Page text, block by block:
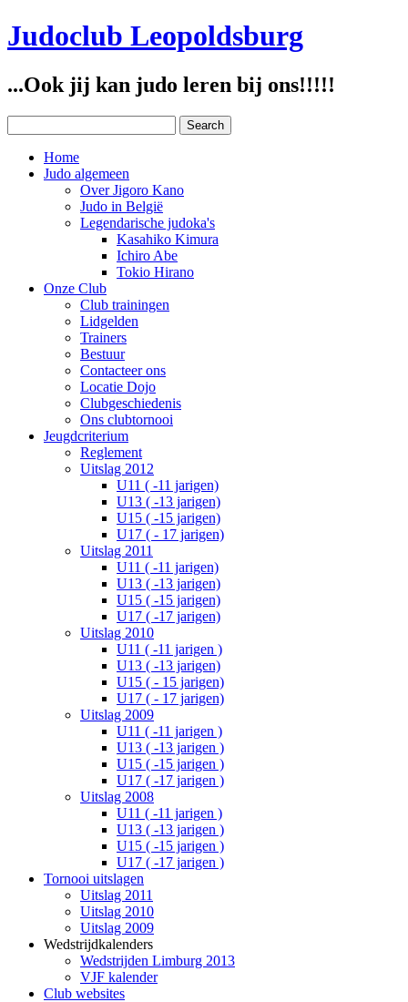
Judoclub Leopoldsburg
...Ook jij kan judo leren bij ons!!!!!
Home
Judo algemeen
Over Jigoro Kano
Judo in België
Legendarische judoka's
Kasahiko Kimura
Ichiro Abe
Tokio Hirano
Onze Club
Club trainingen
Lidgelden
Trainers
Bestuur
Contacteer ons
Locatie Dojo
Clubgeschiedenis
Ons clubtornooi
Jeugdcriterium
Reglement
Uitslag 2012
U11 ( -11 jarigen)
U13 ( -13 jarigen)
U15 ( -15 jarigen)
U17 ( - 17 jarigen)
Uitslag 2011
U11 ( -11 jarigen)
U13 ( -13 jarigen)
U15 ( -15 jarigen)
U17 ( -17 jarigen)
Uitslag 2010
U11 ( -11 jarigen )
U13 ( -13 jarigen)
U15 ( - 15 jarigen)
U17 ( - 17 jarigen)
Uitslag 2009
U11 ( -11 jarigen )
U13 ( -13 jarigen )
U15 ( -15 jarigen )
U17 ( -17 jarigen )
Uitslag 2008
U11 ( -11 jarigen )
U13 ( -13 jarigen )
U15 ( -15 jarigen )
U17 ( -17 jarigen )
Tornooi uitslagen
Uitslag 2011
Uitslag 2010
Uitslag 2009
Wedstrijdkalenders
Wedstrijden Limburg 2013
VJF kalender
Club websites